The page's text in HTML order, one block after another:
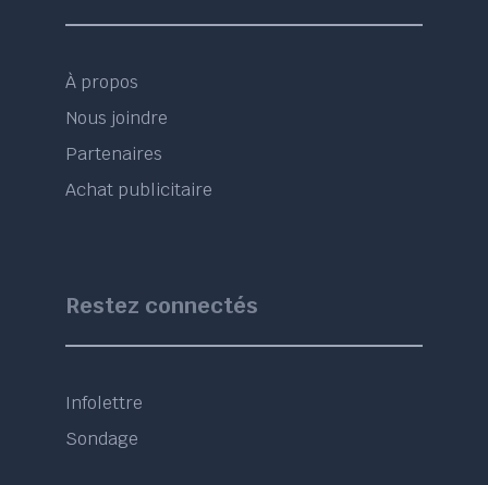
À propos
Nous joindre
Partenaires
Achat publicitaire
Restez connectés
Infolettre
Sondage